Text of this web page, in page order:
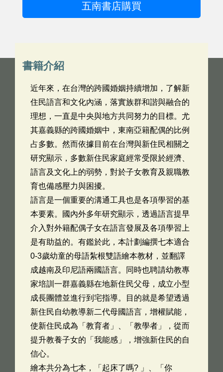
五南書店購買
書籍介紹
近年來，在台灣的跨國婚姻持續增加，了解新
住民語言和文化內涵，落實族群和諧與融合的
理想，一直是中央與地方共同努力的目標。尤
其嘉義縣的跨國婚姻中，東南亞籍配偶的比例
占多數。然而依據目前在台灣與新住民相關之
研究顯示，多數新住民家庭經常受限於經濟、
語言及文化上的弱勢，對於子女教育及親職教
育也備感壓力與困擾。
語言是一個重要的溝通工具也是各項學習的基
本要素。國內外多年研究顯示，透過語言提早
介入對外籍配偶子女在語言發展及各項學習上
是有助益的。有鑑於此，本計劃編撰七本適合
0-3歲幼童的母語紮根雙語繪本教材，並翻譯
成越南及印尼語兩國語言。同時也聘請幼教專
家培訓一群嘉義縣在地新住民父母，成立小型
成長團體並進行到宅指導。目的就是希望透過
新住民自幼教導新二代母國語言，增權賦能，
使新住民成為「教育者」、「教學者」，從而
提升教養子女的「我能感」，增強新住民的自
信心。
繪本共分為七本，「起床了嗎? 」、「你